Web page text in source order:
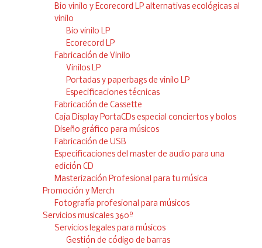
Bio vinilo y Ecorecord LP alternativas ecológicas al
vinilo
Bio vinilo LP
Ecorecord LP
Fabricación de Vinilo
Vinilos LP
Portadas y paperbags de vinilo LP
Especificaciones técnicas
Fabricación de Cassette
Caja Display PortaCDs especial conciertos y bolos
Diseño gráfico para músicos
Fabricación de USB
Especificaciones del master de audio para una
edición CD
Masterización Profesional para tu música
Promoción y Merch
Fotografía profesional para músicos
Servicios musicales 360º
Servicios legales para músicos
Gestión de código de barras